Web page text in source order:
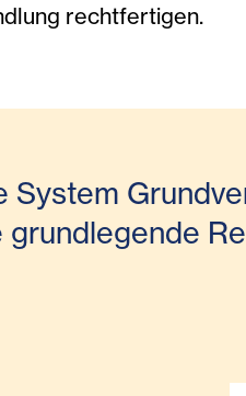
rechtfertigen.
System
grundlegende